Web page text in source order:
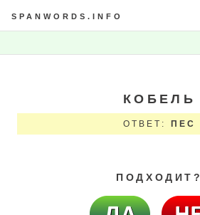
SPANWORDS.INFO
КОБЕЛЬ
ОТВЕТ: ПЕС
ПОДХОДИТ?